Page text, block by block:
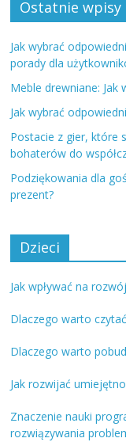
Ostatnie wpisy
Jak wybrać
porady dla
Meble drewniane:
Jak wybrać
Postacie z gier, które
bohaterów do
Podziękowania dla
prezent?
Dzieci
Jak wpływać na
Dlaczego warto
Dlaczego warto
Jak rozwijać
Znaczenie nauki
rozwiązywania